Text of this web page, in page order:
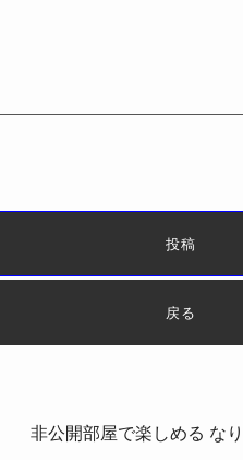
非公開部屋で楽しめる な